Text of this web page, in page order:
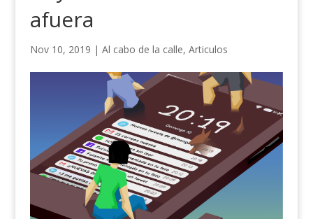
afuera
Nov 10, 2019 | Al cabo de la calle, Articulos